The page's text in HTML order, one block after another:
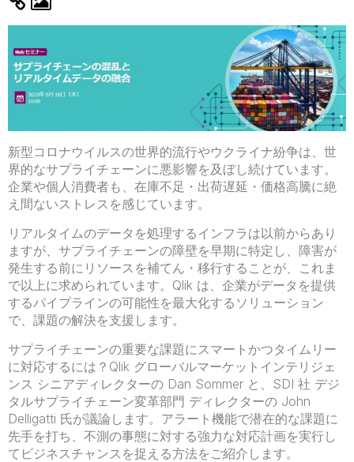
新型コロナウイルスの世界的流行やウクライナ紛争は、世
界的なサプライチェーンに悪影響を及ぼし続けています。
企業や個人消費者も、在庫不足・出荷遅延・価格高騰に絶
え間ないストレスを感じています。
リアルタイムのデータを処理するインフラは以前からあり
ますが、サプライチェーンの障壁を早期に特定し、障害が
発生する前にリソースを補てん・移行することが、これま
で以上に求められています。Qlik は、企業がデータを提供
するパイプラインの可能性を最大化するソリューション
で、課題の解決を支援します。
サプライチェーンの重要な課題にスマートかつタイムリー
に対応するには？Qlik グローバルマーケットインテリジェ
ンス シニアディレクターの Dan Sommer と、SDI 社 デジ
タルサプライチェーン変革部門 ディレクターの John
Delligatti 氏が議論します。アラート機能で潜在的な課題に
先手を打ち、不測の事態に対する強力な対応計画を実行し
てビジネスチャンスを捉える方法をご紹介します。